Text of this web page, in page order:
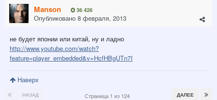
Manson 36 426
Опубликовано 8 февраля, 2013
не будет японии или китай, ну и ладно
http://www.youtube.com/watch?
feature=player_embedded&v=HcfHBgUTn7I
Наверх
НАЗАД ДАЛЕЕ
Страница 1 из 124